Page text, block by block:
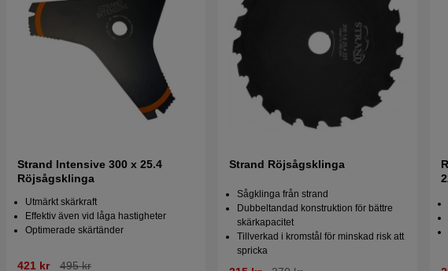
Strand Intensive 300 x 25.4
Röjsågsklinga
Utmärkt skärkraft
Effektiv även vid låga hastigheter
Optimerade skärtänder
421 kr 495 kr
Strand Röjsågsklinga
Sågklinga från strand
Dubbeltandad konstruktion för bättre
skärkapacitet
Tillverkad i kromstål för minskad risk att
spricka